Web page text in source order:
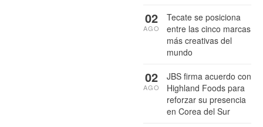
Tecate se posiciona
entre las cinco marcas
más creativas del
mundo
02
AGO
JBS firma acuerdo con
Highland Foods para
reforzar su presencia
en Corea del Sur
02
AGO